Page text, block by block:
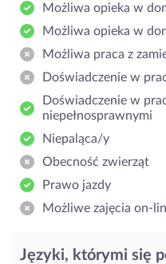
Możliwa opieka w
Możliwa opieka w
Możliwa praca z
Doświadczenie w
Doświadczenie w
niepełnosprawnymi
Niepaląca/y
Obecność zwierząt
Prawo jazdy
Możliwe zajęcia on-
Języki, którymi się